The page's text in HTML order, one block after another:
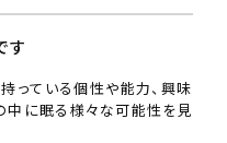
す
っている個性や能力、興味
中に眠る様々な可能性を見